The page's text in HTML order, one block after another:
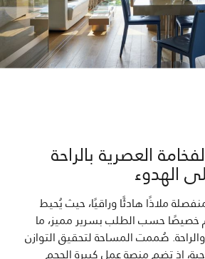
العصرية بالراحة
الهدوء
ملاذًا هادئًا وراقيًا، حيث يُحيط
خصيصًا حسب الطلب بسرير مميز، ما
صُممت المساحة لتحقيق التوازن
إذ تضم منصة عمل كبيرة الحجم